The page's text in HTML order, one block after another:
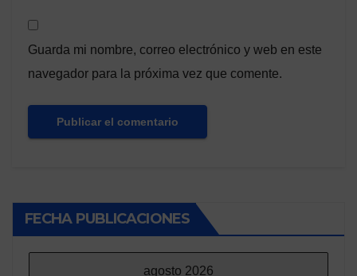
Guarda mi nombre, correo electrónico y web en este
navegador para la próxima vez que comente.
FECHA PUBLICACIONES
agosto 2026